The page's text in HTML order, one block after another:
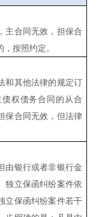
主合同无效，担保合
按照约定。
和其他法律的规定订
权债务合同的从合
保合同无效，但法律
由银行或者非银行金
独立保函纠纷案件依
立保函纠纷案件若干